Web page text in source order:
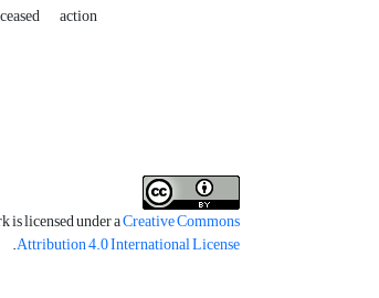
action
is licensed under aCreative Commons
Attribution 4.0 International License
.